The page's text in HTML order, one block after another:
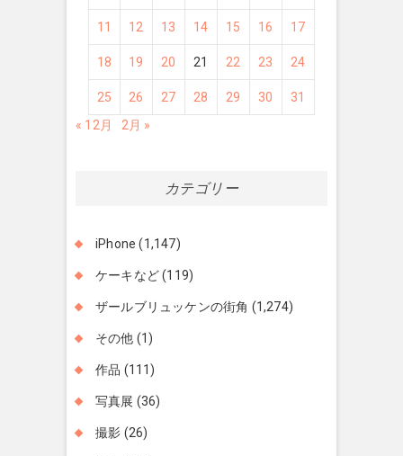
11 12 13 14 15 16 17
18 19 20 21 22 23 24
25 26 27 28 29 30
31
« 12月
2月 »
カテゴリー
iPhone (1,147)
ケーキなど(119)
ザールブリュッケンの街角 (1,274)
その他 (1)
作品 (111)
写真展 (36)
撮影 (26)